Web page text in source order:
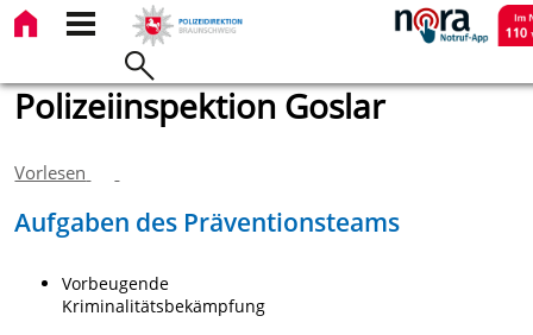
Polizeiinspektion Goslar
Vorlesen
Aufgaben des Präventionsteams
Vorbeugende
Kriminalitätsbekämpfung